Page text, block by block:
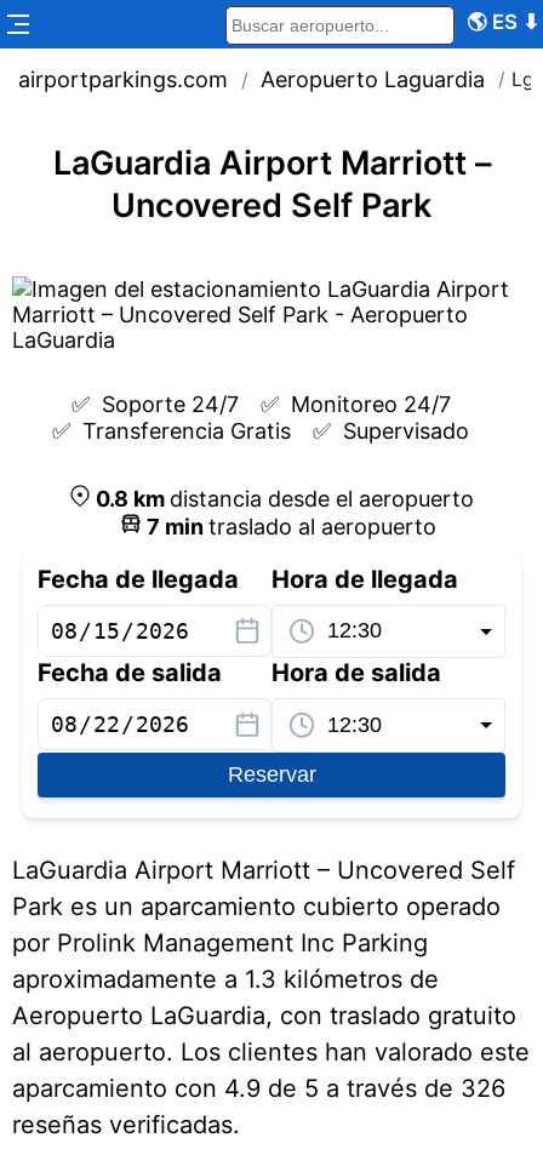
🌎 ES ⬇
airportparkings.com / Aeropuerto Laguardia /
LaGuardia Airport Marriott –
Uncovered Self Park
✅ Soporte 24/7 ✅ Monitoreo 24/7
✅ Transferencia Gratis ✅ Supervisado
0.8 km distancia desde el aeropuerto
7 mintraslado al aeropuerto
Fecha de llegada Hora de llegada
Fecha de salida Hora de salida
Reservar
LaGuardia Airport Marriott – Uncovered Self
Park es un aparcamiento cubierto operado
por Prolink Management Inc Parking
aproximadamente a 1.3 kilómetros de
Aeropuerto LaGuardia, con traslado gratuito
al aeropuerto. Los clientes han valorado este
aparcamiento con 4.9 de 5 a través de 326
reseñas verificadas.